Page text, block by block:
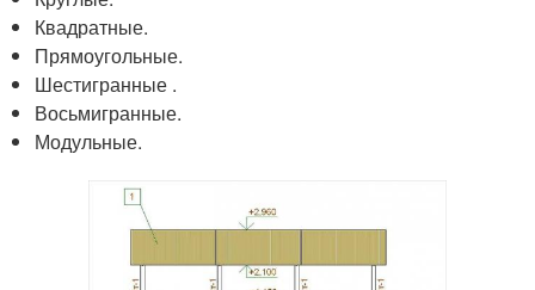
Квадратные.
Прямоугольные.
Шестигранные .
Восьмигранные.
Модульные.